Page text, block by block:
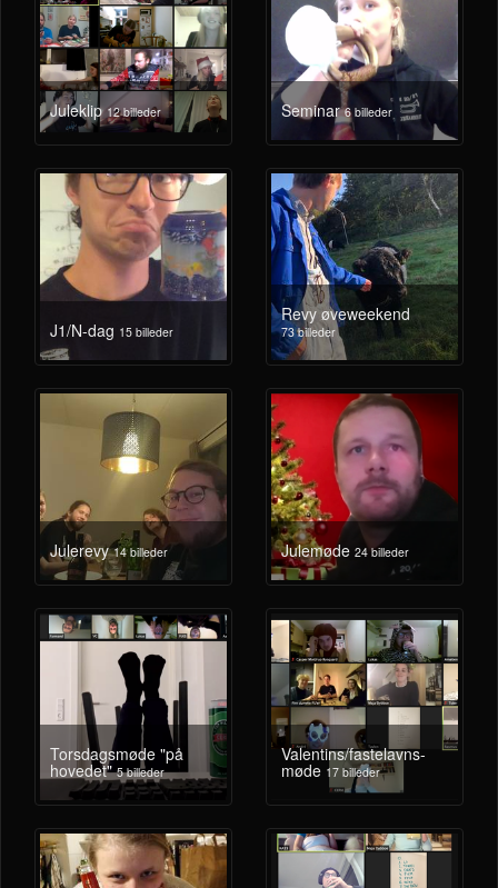
Juleklip 12 billeder Seminar6 billeder
J1/N-dag 15 billeder
Revy øveweekend
73 billeder
Julerevy14 billeder Julemøde 24 billeder
Torsdagsmøde "på
hovedet"5 billeder
Valentins/fastelavns-
møde 17 billeder